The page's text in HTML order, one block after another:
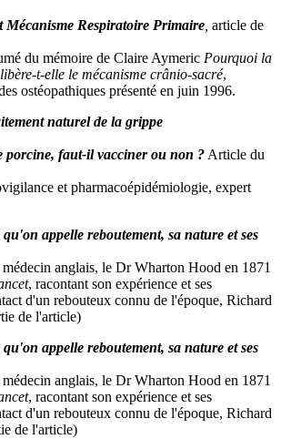
Mécanisme Respiratoire Primaire article de
du mémoire de Claire Aymeric Pourquoi la
t-elle le mécanisme crânio-sacré,
ostéopathiques présenté en juin 1996.
naturel de la grippe
porcine, faut-il vacciner ou non ? Article du
et pharmacoépidémiologie, expert
qu'on appelle reboutement, sa nature et ses
anglais, le Dr Wharton Hood en 1871
, racontant son expérience et ses
d'un rebouteux connu de l'époque, Richard
de l'article)
qu'on appelle reboutement, sa nature et ses
anglais, le Dr Wharton Hood en 1871
, racontant son expérience et ses
d'un rebouteux connu de l'époque, Richard
de l'article)